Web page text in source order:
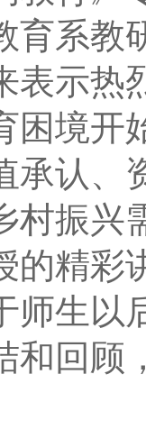
系教研
表示热
困境开
承认、
村振兴
精彩讲
师生以
和回顾